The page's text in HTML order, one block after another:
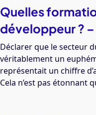
Quelles
développeur ?
Déclarer que le secteur
véritablement un
représentait un chiffre
Cela n’est pas étonnant